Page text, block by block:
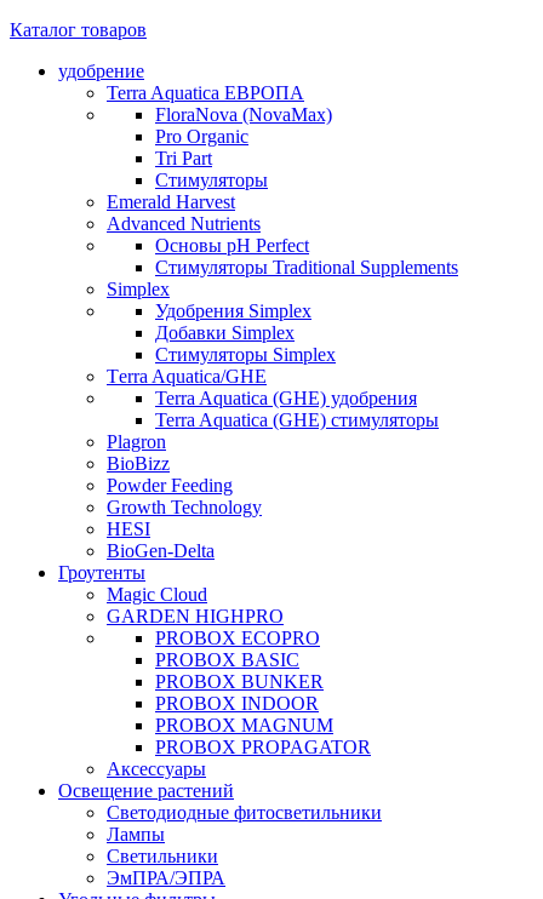
Каталог товаров
удобрение
Terra Aquatica ЕВРОПА
FloraNova (NovaMax)
Pro Organic
Tri Part
Стимуляторы
Emerald Harvest
Advanced Nutrients
Основы pH Perfect
Стимуляторы Traditional Supplements
Simplex
Удобрения Simplex
Добавки Simplex
Стимуляторы Simplex
Тerra Aquatica/GHE
Terra Aquatica (GHE) удобрения
Terra Aquatica (GHE) стимуляторы
Plagron
BioBizz
Powder Feeding
Growth Technology
HESI
BioGen-Delta
Гроутенты
Magic Cloud
GARDEN HIGHPRO
PROBOX ECOPRO
PROBOX BASIC
PROBOX BUNKER
PROBOX INDOOR
PROBOX MAGNUM
PROBOX PROPAGATOR
Аксессуары
Освещение растений
Светодиодные фитосветильники
Лампы
Светильники
ЭмПРА/ЭПРА